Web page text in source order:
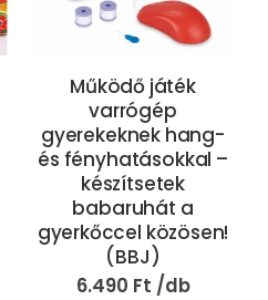
Működő játék
varrógép
gyerekeknek hang-
és fényhatásokkal –
készítsetek
babaruhát a
gyerkőccel közösen!
(BBJ)
6.490 Ft